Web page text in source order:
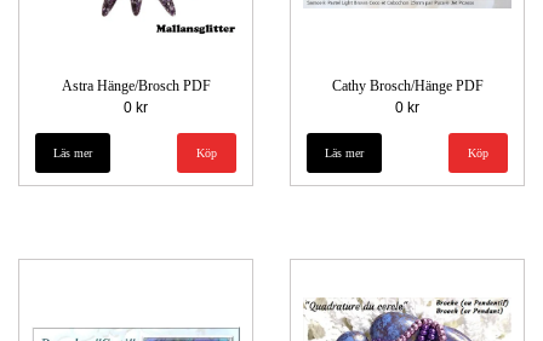
Astra Hänge/Brosch PDF
0 kr
Läs mer
Cathy Brosch/Hänge PDF
0 kr
Läs mer